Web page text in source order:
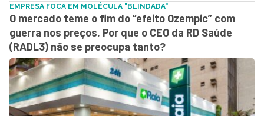
EMPRESA FOCA EM MOLÉCULA "BLINDADA"
O mercado teme o fim do “efeito Ozempic” com
guerra nos preços. Por que o CEO da RD Saúde
(RADL3) não se preocupa tanto?